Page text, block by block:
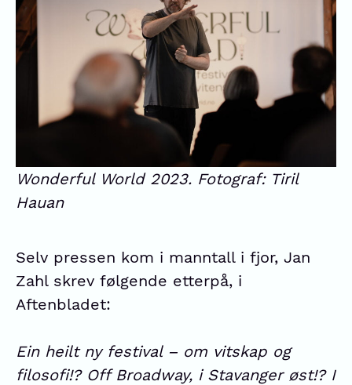
Wonderful World 2023. Fotograf: Tiril
Hauan
Selv pressen kom i manntall i fjor, Jan
Zahl skrev følgende etterpå, i
Aftenbladet:
Ein heilt ny festival – om vitskap og
filosofi!? Off Broadway, i Stavanger øst!? I